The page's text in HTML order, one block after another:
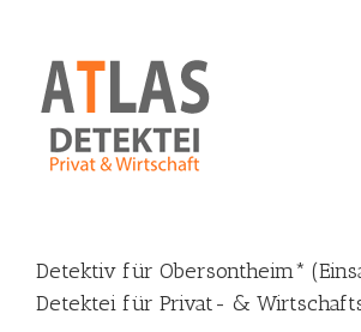
content
Detektiv für Obersontheim*
Detektei für Privat- &